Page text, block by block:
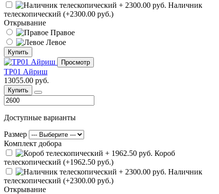
Наличник
телескопический (+2300.00 руб.)
Открывание
Правое
Левое
Купить
Просмотр
ТР01 Айриш
13055.00 руб.
Купить
Доступные варианты
Размер
Комплект добора
Короб
телескопический (+1962.50 руб.)
Наличник
телескопический (+2300.00 руб.)
Открывание